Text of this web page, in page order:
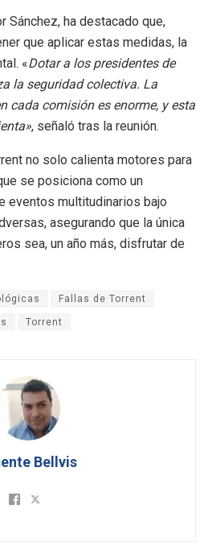
Sánchez, ha destacado que,
que aplicar estas medidas, la
«Dotar a los presidentes de
la seguridad colectiva. La
cada comisión es enorme, y esta
, señaló tras la reunión.
no solo calienta motores para
se posiciona como un
eventos multitudinarios bajo
asegurando que la única
sea, un año más, disfrutar de
Fallas de Torrent
Torrent
Bellvis